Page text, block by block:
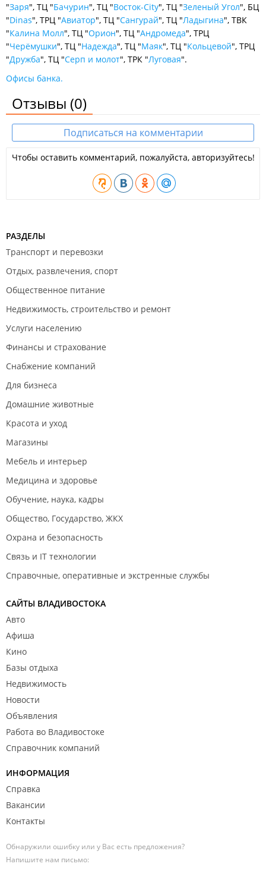
"Заря", ТЦ "Бачурин", ТЦ "Восток-City", ТЦ "Зеленый Угол", БЦ
"Dinas", ТРЦ "Авиатор", ТЦ "Сангурай", ТЦ "Ладыгина", ТВК
"Калина Молл", ТЦ "Орион", ТЦ "Андромеда", ТРЦ
"Черёмушки", ТЦ "Надежда", ТЦ "Маяк", ТЦ "Кольцевой", ТРЦ
"Дружба", ТЦ "Серп и молот", ТРК "Луговая".
Офисы банка.
Отзывы (0)
Подписаться на комментарии
Чтобы оставить комментарий, пожалуйста, авторизуйтесь!
РАЗДЕЛЫ
Транспорт и перевозки
Отдых, развлечения, спорт
Общественное питание
Недвижимость, строительство и ремонт
Услуги населению
Финансы и страхование
Снабжение компаний
Для бизнеса
Домашние животные
Красота и уход
Магазины
Мебель и интерьер
Медицина и здоровье
Обучение, наука, кадры
Общество, Государство, ЖКХ
Охрана и безопасность
Связь и IT технологии
Справочные, оперативные и экстренные службы
САЙТЫ ВЛАДИВОСТОКА
Авто
Афиша
Кино
Базы отдыха
Недвижимость
Новости
Объявления
Работа во Владивостоке
Справочник компаний
ИНФОРМАЦИЯ
Справка
Вакансии
Контакты
Обнаружили ошибку или у Вас есть предложения?
Напишите нам письмо: